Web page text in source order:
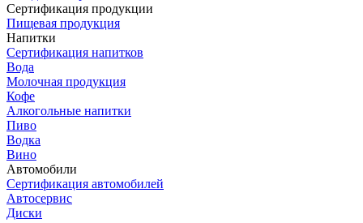
Сертификация продукции
Пищевая продукция
Напитки
Сертификация напитков
Вода
Молочная продукция
Кофе
Алкогольные напитки
Пиво
Водка
Вино
Автомобили
Сертификация автомобилей
Автосервис
Диски